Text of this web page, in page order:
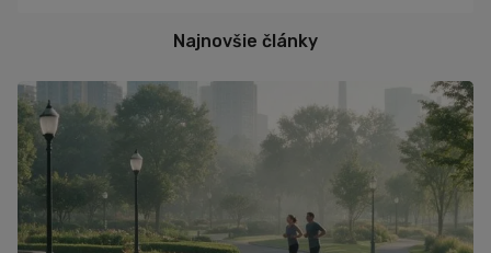
Turistika
Beh
Výživa
Ďalšie športy
Šport
Najnovšie články